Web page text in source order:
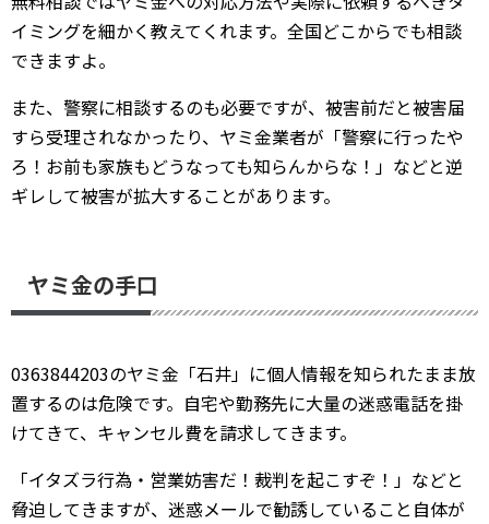
イミングを細かく教えてくれます。全国どこからでも相談
できますよ。
また、警察に相談するのも必要ですが、被害前だと被害届
すら受理されなかったり、ヤミ金業者が「警察に行ったや
ろ！お前も家族もどうなっても知らんからな！」などと逆
ギレして被害が拡大することがあります。
ヤミ金の手口
0363844203のヤミ金「石井」に個人情報を知られたまま放
置するのは危険です。自宅や勤務先に大量の迷惑電話を掛
けてきて、キャンセル費を請求してきます。
「イタズラ行為・営業妨害だ！裁判を起こすぞ！」などと
脅迫してきますが、迷惑メールで勧誘していること自体が